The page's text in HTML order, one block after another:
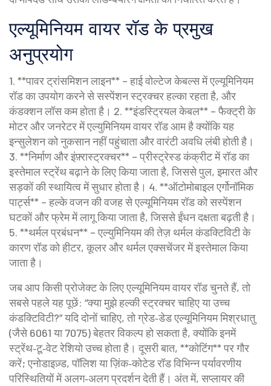
एल्यूमिनियम वायर रॉड के प्रमुख
अनुप्रयोग
1. **पावर ट्रांसमिशन लाइन** – हाई वोल्टेज केबल्स में एल्यूमिनियम
रॉड का उपयोग करने से सस्पेंशन स्ट्रक्चर हल्का रहता है, और
कंडक्शन लॉस कम होता है। 2. **इंडस्ट्रियल केबल** – फैक्ट्री के
मोटर और जनरेटर में एल्युमिनियम वायर रॉड आम है क्योंकि यह
इन्सुलेशन को नुकसान नहीं पहुंचाता और वारंटी अवधि लंबी होती है।
3. **निर्माण और इंफ़्रास्ट्रक्चर** – प्रीस्ट्रेस्ड कंक्रीट में रॉड का
इस्तेमाल स्ट्रेंथ बढ़ाने के लिए किया जाता है, जिससे पुल, इमारत और
सड़कों की स्थायित्व में सुधार होता है। 4. **ऑटोमोबाइल एर्गोनॉमिक
पार्ट्स** – हल्के वजन की वजह से एल्यूमिनियम रॉड को सस्पेंशन
घटकों और फ्रेम में लागू किया जाता है, जिससे ईंधन दक्षता बढ़ती है।
5. **थर्मल प्रबंधन** – एल्युमिनियम की तेज़ थर्मल कंडक्टिविटी के
कारण रॉड को हीटर, कूलर और थर्मल एक्सचेंजर में इस्तेमाल किया
जाता है।
जब आप किसी प्रोजेक्ट के लिए एल्यूमिनियम वायर रॉड चुनते हैं, तो
सबसे पहले यह पूछें: “क्या मुझे हल्की स्ट्रक्चर चाहिए या उच्च
कंडक्टिविटी?” यदि दोनों चाहिए, तो ग्रेड‑डेड एल्यूमिनियम मिश्रधातु
(जैसे 6061 या 7075) बेहतर विकल्प हो सकता है, क्योंकि इनमें
स्ट्रेंथ‑टू‑वेट रेशियो उच्च होता है। दूसरी बात, **कोटिंग** पर गौर
करें; एनोडाइज़्ड, पॉलिश या ज़िंक‑कोटेड रॉड विभिन्न पर्यावरणीय
परिस्थितियों में अलग‑अलग प्रदर्शन देती हैं। अंत में, सप्लायर की